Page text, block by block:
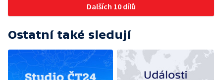
Dalších 10 dílů
Ostatní také sledují